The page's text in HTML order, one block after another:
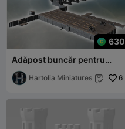
630
Adăpost buncăr pentru
submarinele U-boat și chei
cu par de cărămidă
Hartolia Miniatures  6